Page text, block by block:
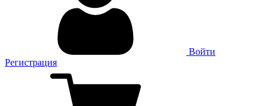
Войти
Регистрация